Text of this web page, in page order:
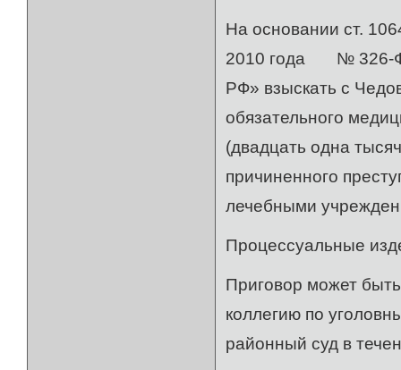
На основании ст.
2010 года № 326-ФЗ
РФ» взыскать с
обязательного
(двадцать одна
причиненного
лечебными
Процессуальные
Приговор может
коллегию по
районный суд в